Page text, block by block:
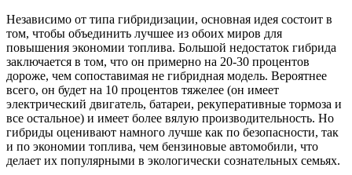
Независимо от типа гибридизации, основная идея состоит в
том, чтобы объединить лучшее из обоих миров для
повышения экономии топлива. Большой недостаток гибрида
заключается в том, что он примерно на 20-30 процентов
дороже, чем сопоставимая не гибридная модель. Вероятнее
всего, он будет на 10 процентов тяжелее (он имеет
электрический двигатель, батареи, рекуперативные тормоза и
все остальное) и имеет более вялую производительность. Но
гибриды оценивают намного лучше как по безопасности, так
и по экономии топлива, чем бензиновые автомобили, что
делает их популярными в экологически сознательных семьях.